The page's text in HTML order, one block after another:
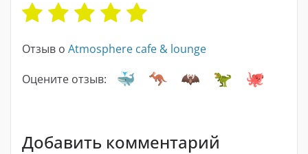
Отзыв о Atmosphere cafe & lounge
Оцените отзыв:
Добавить комментарий